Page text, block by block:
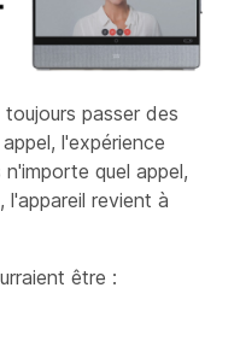
passer des
l'expérience
quel appel,
l'appareil revient à
être :